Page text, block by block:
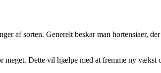
af sorten. Generelt beskar man hortensiaer,
meget. Dette vil hjælpe med at fremme ny